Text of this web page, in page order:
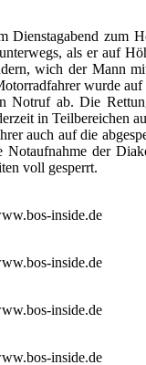
Dienstagabend
als er auf
wich der Mann
wurde auf
Notruf ab. Die
in Teilbereichen
auch auf die
der
voll gesperrt.
inside.de
inside.de
inside.de
inside.de